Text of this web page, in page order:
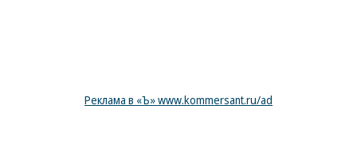
Реклама в «Ъ» www.kommersant.ru/ad